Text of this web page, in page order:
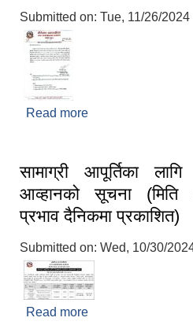
Submitted on: Tue, 11/26/2024
Read more
सामाग्री आपूर्तिका
आव्हानको सूचना
प्रभाव दैनिकमा प्रकाशित)
Submitted on: Wed, 10/30/
Read more